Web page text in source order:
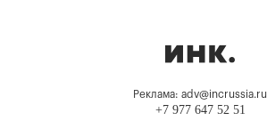
Реклама: adv@incrussia.ru
+7 977 647 52 51